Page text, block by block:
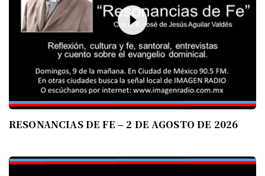
RESONANCIAS DE FE – 2 DE AGOSTO DE 2026